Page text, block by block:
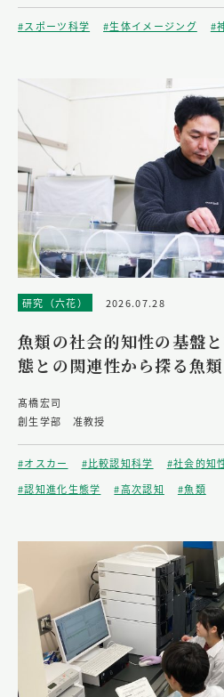
#スポーツ科学 #生体イメージング #
研究（六花） 2026.07.28
魚類の社会的知性の基盤
態との関連性から探る魚
髙橋宏司
創生学部 准教授
#オスカー #比較認知科学 #社会的知
#認知進化生態学
#高次認知 #魚類